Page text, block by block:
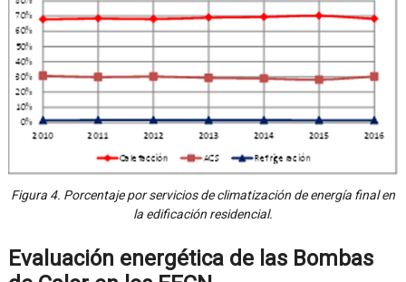
Figura 4. Porcentaje por servicios de climatización de energía final en
la edificación residencial.
Evaluación energética de las Bombas